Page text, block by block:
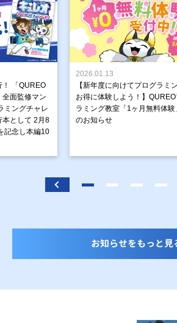
！ 「QUREO
面監修マン
ミングチャレ
本として 2月8
記念し本編10
2026.01.13
【新年度に向けてプログラミ
お得に体験しよう！】
ラミング教室「1ヶ月無料体験
のお知らせ
お知らせをもっと見